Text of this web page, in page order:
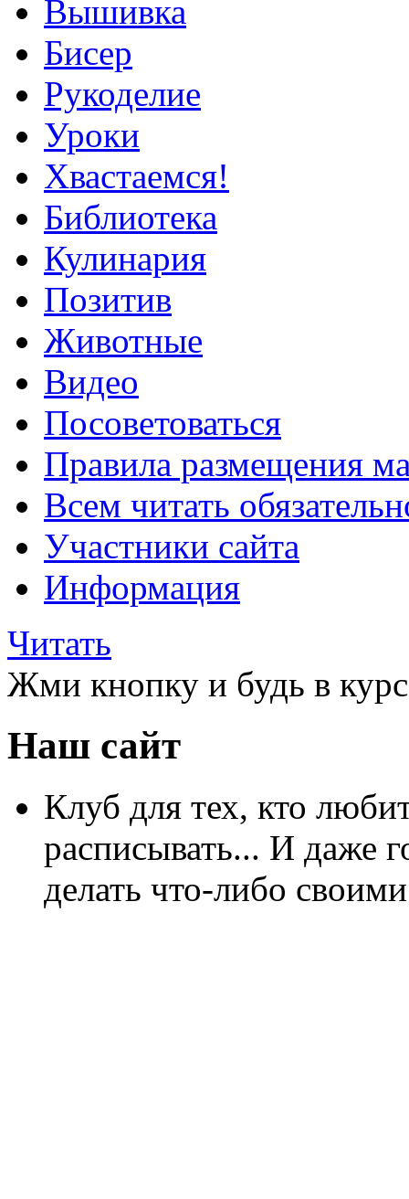
Вышивка
Бисер
Рукоделие
Уроки
Хвастаемся!
Библиотека
Кулинария
Позитив
Животные
Видео
Посоветоваться
Правила размещения
Всем читать
Участники сайта
Информация
Читать
Жми кнопку и будь в
Наш сайт
Клуб для тех, кто
расписывать... И даже
делать что-либо